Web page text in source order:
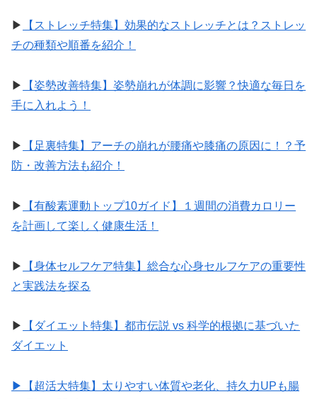
▶︎
【ストレッチ特集】効果的なストレッチとは？ストレッ
チの種類や順番を紹介！
▶︎
【姿勢改善特集】姿勢崩れが体調に影響？快適な毎日を
手に入れよう！
▶︎
【足裏特集】アーチの崩れが腰痛や膝痛の原因に！？予
防・改善方法も紹介！
▶︎
【有酸素運動トップ10ガイド】１週間の消費カロリー
を計画して楽しく健康生活！
▶︎
【身体セルフケア特集】総合な心身セルフケアの重要性
と実践法を探る
▶︎
【ダイエット特集】都市伝説 vs 科学的根拠に基づいた
ダイエット
▶︎【超活大特集】太りやすい体質や老化、持久力UPも腸